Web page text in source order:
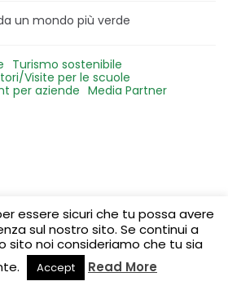
un mondo più verde
Turismo sostenibile
Visite per le scuole
per aziende Media Partner
essere sicuri che tu possa avere
sul nostro sito. Se continui a
sito noi consideriamo che tu sia
Accept Read More